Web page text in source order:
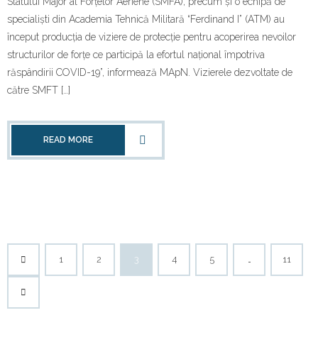
specialiști din Academia Tehnică Militară “Ferdinand I” (ATM) au
început producția de viziere de protecție pentru acoperirea nevoilor
structurilor de forțe ce participă la efortul național împotriva
răspândirii COVID-19”, informează MApN. Vizierele dezvoltate de
către SMFT […]
READ MORE
1 2 3 4 5 … 11